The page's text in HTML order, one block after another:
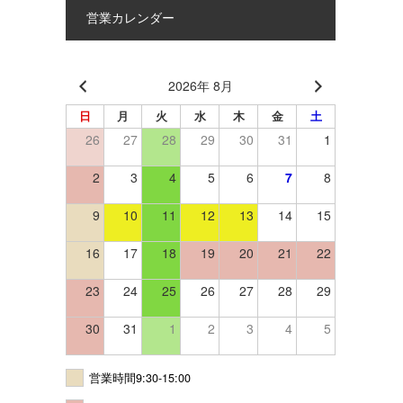
営業カレンダー
2026年 8月
日 月 火 水 木 金 土
26 27 28 29 30 31 1
2 3 4 5 6 7 8
9 10 11 12 13 14 15
16 17 18 19 20 21 22
23 24 25 26 27 28 29
30 31 1 2 3 4 5
営業時間9:30-15:00